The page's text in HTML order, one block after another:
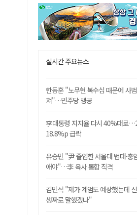
실시간 주요뉴스
한동훈 "노무현 복수심 때문에 사
쳐"…민주당 맹공
李대통령 지지율 다시 40%대로
18.8%p 급락
유승민 "尹 졸업한 서울대 법대·충
애야"…李 육사 통합 직격
김민석 "제가 계엄도 예상했는데
생짜로 말했겠나"